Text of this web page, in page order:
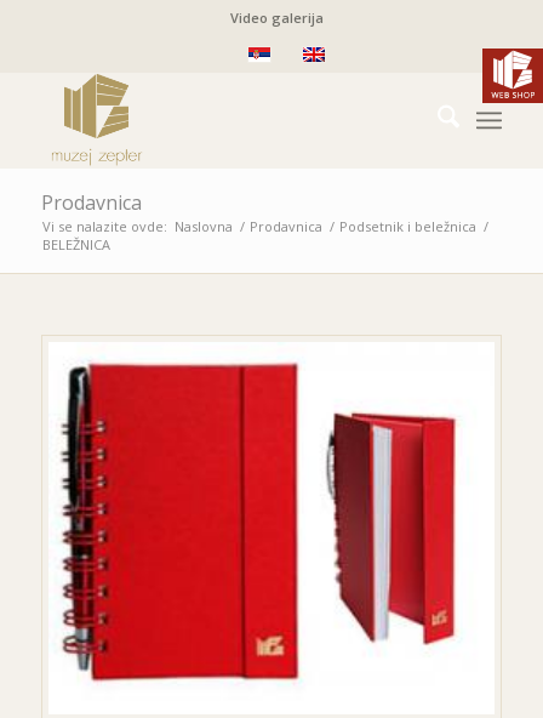
Video galerija
Prodavnica
Vi se nalazite ovde: Naslovna / Prodavnica / Podsetnik i beležnica /
BELEŽNICA